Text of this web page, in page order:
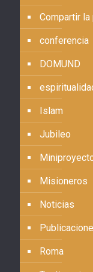
Compartir la
conferencia
DOMUND
Islam
Jubileo
Misioneros
Noticias
Roma